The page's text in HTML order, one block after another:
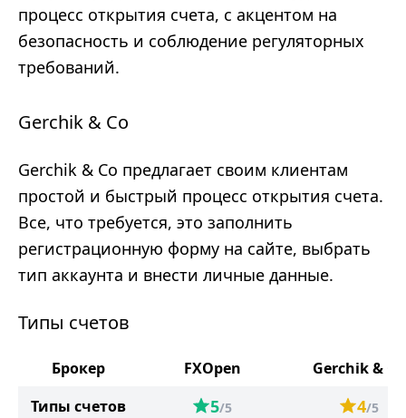
процесс открытия счета, с акцентом на
безопасность и соблюдение регуляторных
требований.
Gerchik & Co
Gerchik & Co предлагает своим клиентам
простой и быстрый процесс открытия счета.
Все, что требуется, это заполнить
регистрационную форму на сайте, выбрать
тип аккаунта и внести личные данные.
Типы счетов
Брокер FXOpen
Gerchik & Co
Типы счетов
5/5 4/5